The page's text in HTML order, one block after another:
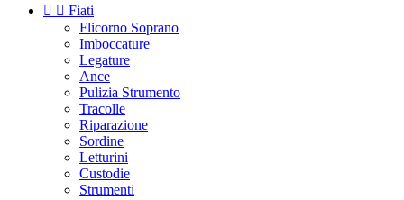
  Fiati
Flicorno Soprano
Imboccature
Legature
Ance
Pulizia Strumento
Tracolle
Riparazione
Sordine
Letturini
Custodie
Strumenti